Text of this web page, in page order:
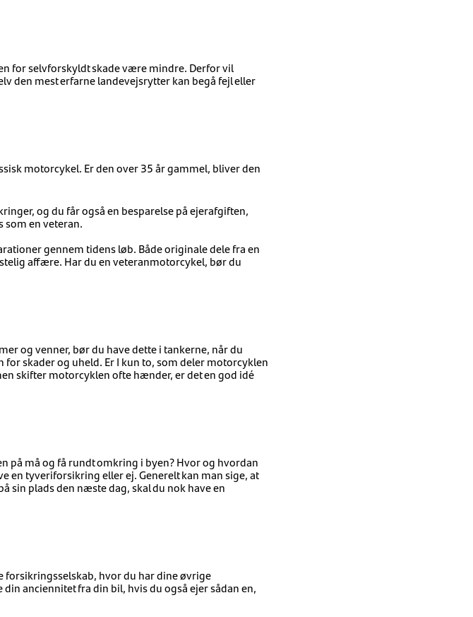
for selvforskyldt skade være mindre. Derfor vil
den mest erfarne landevejsrytter kan begå fejl eller
motorcykel. Er den over 35 år gammel, bliver den
og du får også en besparelse på ejerafgiften,
en veteran.
gennem tidens løb. Både originale dele fra en
affære. Har du en veteranmotorcykel, bør du
og venner, bør du have dette i tankerne, når du
skader og uheld. Er I kun to, som deler motorcyklen
skifter motorcyklen ofte hænder, er det en god idé
på må og få rundt omkring i byen? Hvor og hvordan
en tyveriforsikring eller ej. Generelt kan man sige, at
sin plads den næste dag, skal du nok have en
hvor du har dine øvrige
anciennitet fra din bil, hvis du også ejer sådan en,